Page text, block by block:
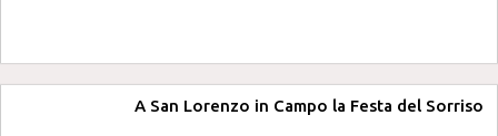
A San Lorenzo in Campo la Festa del Sorriso